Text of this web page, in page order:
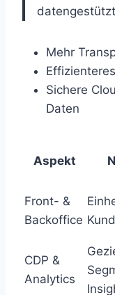
Mehr
Sichere
Daten
Aspekt
Front- &
Backoffice
CDP &
Analytics